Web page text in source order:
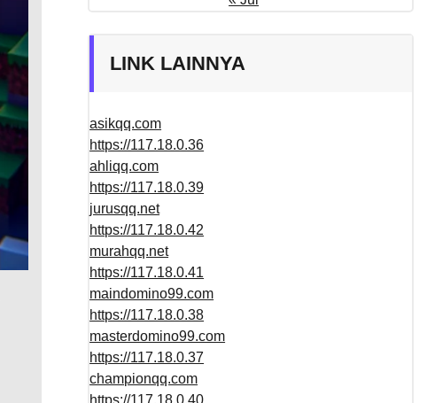
LINK LAINNYA
asikqq.com
https://117.18.0.36
ahliqq.com
https://117.18.0.39
jurusqq.net
https://117.18.0.42
murahqq.net
https://117.18.0.41
maindomino99.com
https://117.18.0.38
masterdomino99.com
https://117.18.0.37
championqq.com
https://117.18.0.40